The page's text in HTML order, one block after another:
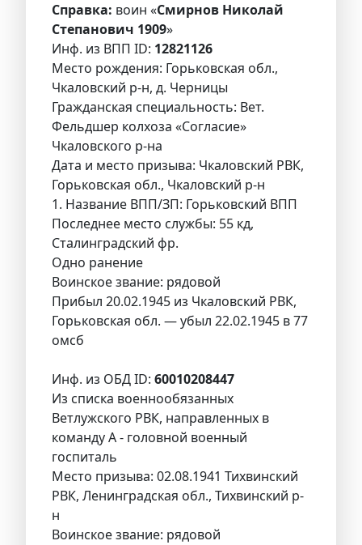
Справка: воин «Смирнов Николай
Степанович 1909»
Инф. из ВПП ID: 12821126
Место рождения: Горьковская обл.,
Чкаловский р-н, д. Черницы
Гражданская специальность: Вет.
Фельдшер колхоза «Согласие»
Чкаловского р-на
Дата и место призыва: Чкаловский РВК,
Горьковская обл., Чкаловский р-н
1. Название ВПП/ЗП: Горьковский ВПП
Последнее место службы: 55 кд,
Сталинградский фр.
Одно ранение
Воинское звание: рядовой
Прибыл 20.02.1945 из Чкаловский РВК,
Горьковская обл. — убыл 22.02.1945 в 77
омсб
Инф. из ОБД ID: 60010208447
Из списка военнообязанных
Ветлужского РВК, направленных в
команду А - головной военный
госпиталь
Место призыва: 02.08.1941 Тихвинский
РВК, Ленинградская обл., Тихвинский р-
н
Воинское звание: рядовой